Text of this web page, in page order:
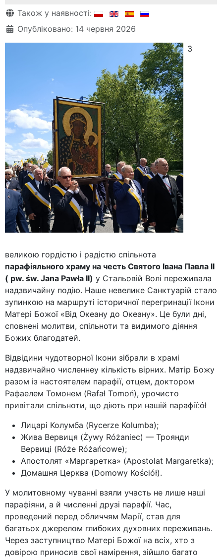
Деталі
Також у наявності:
Опубліковано: 14 червня 2026
З
великою гордістю і радістю спільнота
парафіяльного храму на честь Святого Івана Павла ІІ
( pw. św. Jana Pawła II) у Стальовій Волі переживала
надзвичайну подію. Наше невелике Санктуарій стало
зупинкою на маршруті історичної перегринації Ікони
Матері Божої «Від Океану до Океану». Це були дні,
сповнені молитви, спільноти та видимого діяння
Божих благодатей.
Відвідини чудотворної Ікони зібрали в храмі
надзвичайно численнеу кількість вірних. Матір Божу
разом із настоятелем парафії, отцем, доктором
Рафаелем Томонем (Rafał Tomoń), урочисто
привітали спільноти, що діють при нашій парафії:ół
Лицарі Колумба (Rycerze Kolumba);
Жива Вервиця (Żywy Różaniec) — Троянди
Вервиці (Róże Różańcowe);
Апостолят «Маргаретка» (Apostolat Margaretka);
Домашня Церква (Domowy Kościół).
У молитовному чуванні взяли участь не лише наші
парафіяни, а й численні друзі парафії. Час,
проведений перед обличчям Марії, став для
багатьох джерелом глибоких духовних переживань.
Через заступництво Матері Божої на всіх, хто з
довірою приносив свої намірення, зійшло багато